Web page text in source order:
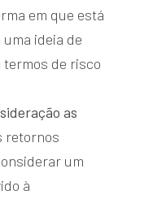
em que está
ideia de
de risco
as
retornos
um
à